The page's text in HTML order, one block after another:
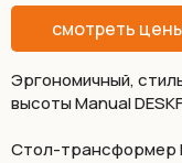
смотреть
Эргономичный,
высоты Manual
Cтол-трансформер